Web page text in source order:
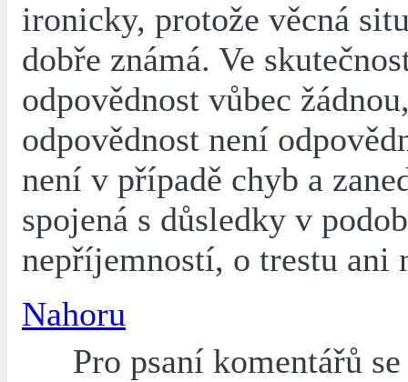
ironicky, protože věcná
dobře známá. Ve
odpovědnost vůbec
odpovědnost není
není v případě chyb a
spojená s důsledky v
nepříjemností, o trestu ani
Nahoru
Pro psaní komentářů